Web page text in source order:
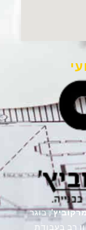
, בוגר
רב בעבודת